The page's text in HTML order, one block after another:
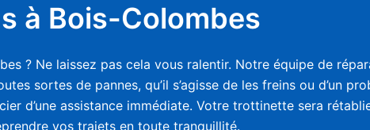
à Bois-Colombes
? Ne laissez pas cela vous ralentir. Notre équipe de
sortes de pannes, qu’il s’agisse de les freins ou d’un
d’une assistance immédiate. Votre trottinette sera
vos trajets en toute tranquillité.